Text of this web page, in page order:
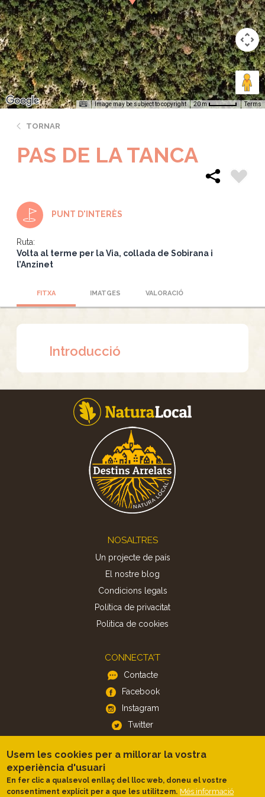
Image may be subject to copyright 20 m Terms
TORNAR
PAS DE LA TANCA
PUNT D'INTERÈS
Ruta:
Volta al terme per la Via, collada de Sobirana i
l’Anzinet
FITXA IMATGES VALORACIÓ
Introducció
NOSALTRES
Un projecte de país
El nostre blog
Condicions legals
Política de privacitat
Politica de cookies
CONNECTA'T
Contacte
Facebook
Instagram
Twitter
APP
iOS
Android
Usem les cookies per a millorar la vostra
experiència d'usuari
En fer clic a qualsevol enllaç del lloc web, doneu el vostre
consentiment explícit per a que les utilitzem. Més informació